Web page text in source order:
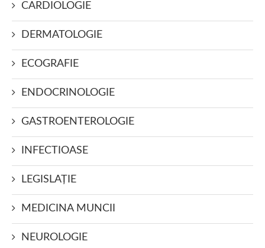
CARDIOLOGIE
DERMATOLOGIE
ECOGRAFIE
ENDOCRINOLOGIE
GASTROENTEROLOGIE
INFECTIOASE
LEGISLAŢIE
MEDICINA MUNCII
NEUROLOGIE